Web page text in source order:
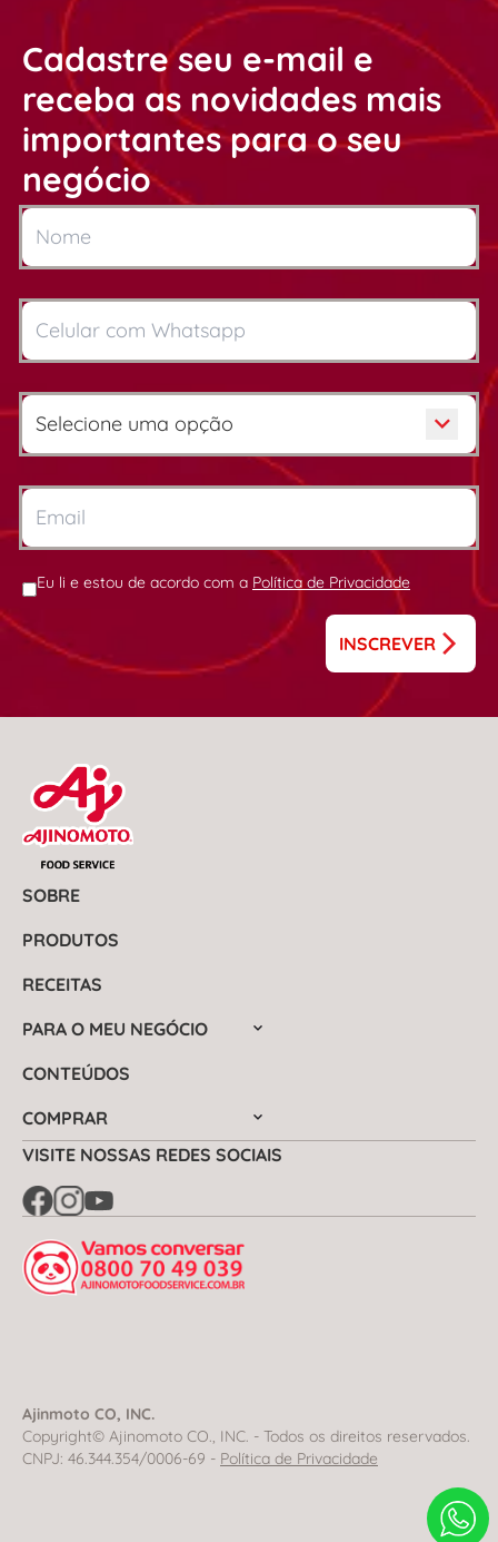
Cadastre seu e-mail e
receba as novidades mais
importantes para o seu
negócio
Eu li e estou de acordo com a Política de Privacidade
INSCREVER
SOBRE
PRODUTOS
RECEITAS
PARA O MEU NEGÓCIO
CONTEÚDOS
COMPRAR
VISITE NOSSAS REDES SOCIAIS
Ajinmoto CO, INC.
Copyright© Ajinomoto CO., INC. - Todos os direitos reservados.
CNPJ: 46.344.354/0006-69 - Política de Privacidade